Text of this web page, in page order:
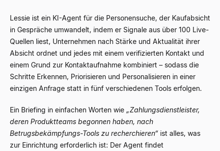
Lessie ist ein KI-Agent für die Personensuche, der Kaufabsicht
in Gespräche umwandelt, indem er Signale aus über 100 Live-
Quellen liest, Unternehmen nach Stärke und Aktualität ihrer
Absicht ordnet und jedes mit einem verifizierten Kontakt und
einem Grund zur Kontaktaufnahme kombiniert – sodass die
Schritte Erkennen, Priorisieren und Personalisieren in einer
einzigen Anfrage statt in fünf verschiedenen Tools erfolgen.
Ein Briefing in einfachen Worten wie „Zahlungsdienstleister,
deren Produktteams begonnen haben, nach
Betrugsbekämpfungs-Tools zu recherchieren“ ist alles, was
zur Einrichtung erforderlich ist: Der Agent findet